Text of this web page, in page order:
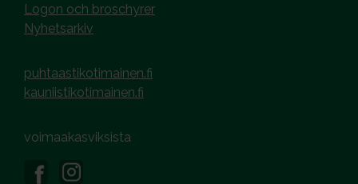
Logon och broschyrer
Nyhetsarkiv
puhtaastikotimainen.fi
kauniistikotimainen.fi
voimaakasviksista